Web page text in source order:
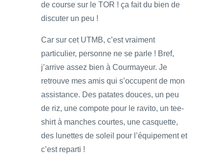
de course sur le TOR ! ça fait du bien de
discuter un peu !
Car sur cet UTMB, c’est vraiment
particulier, personne ne se parle ! Bref,
j’arrive assez bien à Courmayeur. Je
retrouve mes amis qui s’occupent de mon
assistance. Des patates douces, un peu
de riz, une compote pour le ravito, un tee-
shirt à manches courtes, une casquette,
des lunettes de soleil pour l’équipement et
c’est reparti !